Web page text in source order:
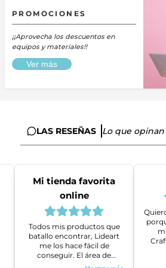
PROMOCIONES
¡¡Aprovecha los descuentos en
equipos y materiales!!
Ver más
LAS RESEÑAS Lo que
Mi tienda favorita
online
Todos mis productos que
batallo encontrar, Lideart
me los hace fácil de
conseguir. El área de
ventas es super amable y